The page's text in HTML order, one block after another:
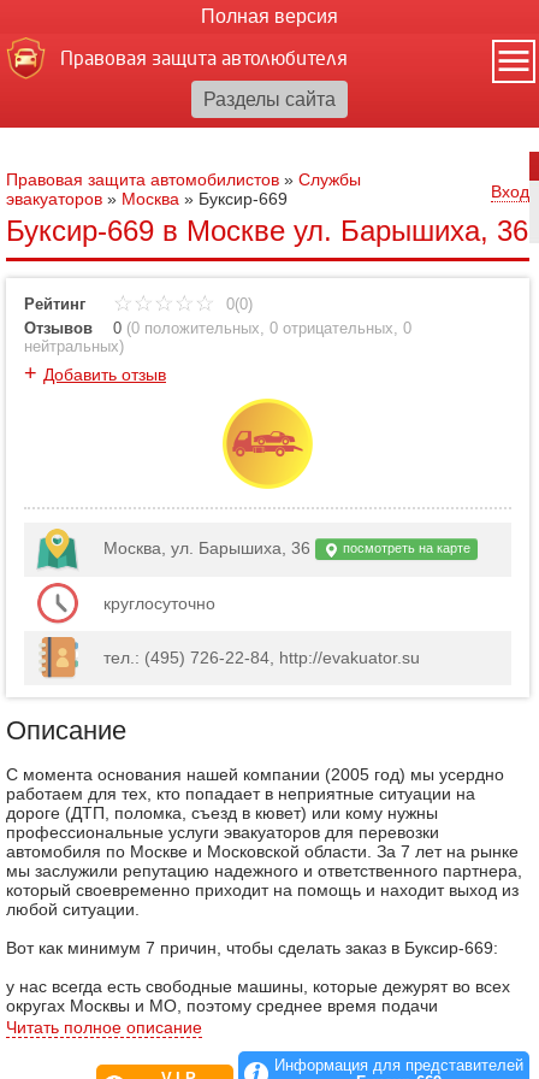
Полная версия
Правовая защита автолюбителя
Правовая защита автомобилистов » Службы
эвакуаторов » Москва » Буксир-669 Вход
Буксир-669 в Москве ул. Барышиха, 36
Рейтинг
0(0)
Отзывов
0 (0 положительных, 0 отрицательных, 0
нейтральных)
+ Добавить отзыв
Москва, ул. Барышиха, 36 посмотреть на карте
круглосуточно
тел.: (495) 726-22-84, http://evakuator.su
Описание
С момента основания нашей компании (2005 год) мы усердно
работаем для тех, кто попадает в неприятные ситуации на
дороге (ДТП, поломка, съезд в кювет) или кому нужны
профессиональные услуги эвакуаторов для перевозки
автомобиля по Москве и Московской области. За 7 лет на рынке
мы заслужили репутацию надежного и ответственного партнера,
который своевременно приходит на помощь и находит выход из
любой ситуации.
Вот как минимум 7 причин, чтобы сделать заказ в Буксир-669:
у нас всегда есть свободные машины, которые дежурят во всех
округах Москвы и МО, поэтому среднее время подачи
эвакуатора составляет 20-30 минут;
в нашем распоряжении – собственный автопарк техники,
укомплектованный новыми автомобилями с гидравлической
Читать полное описание
Информация для представителей